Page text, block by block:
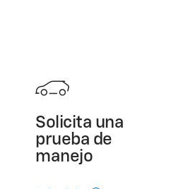
Solicita una
prueba de
manejo